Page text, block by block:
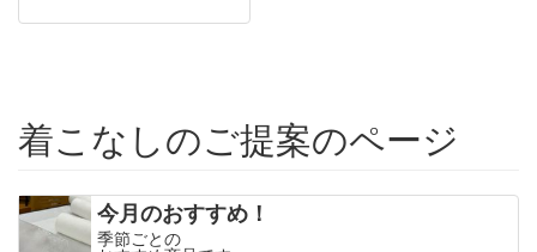
着こなしのご提案のページ
今月のおすすめ！
季節ごとの